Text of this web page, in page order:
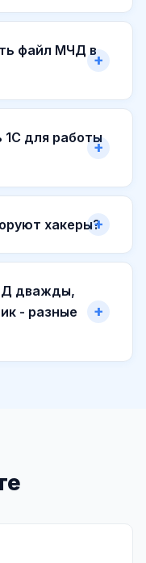
файл МЧД в
для работы
хакеры?
дважды,
- разные